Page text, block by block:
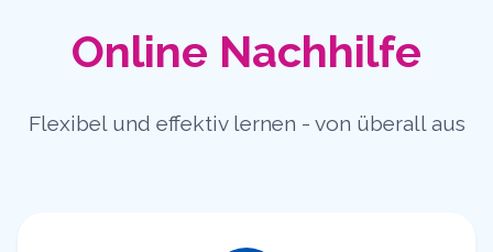
Online Nachhilfe
Flexibel und effektiv lernen - von überall aus